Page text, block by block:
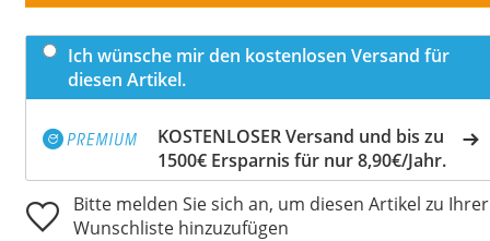
Ich wünsche mir den kostenlosen Versand für
diesen Artikel.
KOSTENLOSER Versand und bis zu
1500€ Ersparnis für nur 8,90€/Jahr.
Bitte melden Sie sich an, um diesen Artikel zu Ihrer
Wunschliste hinzuzufügen